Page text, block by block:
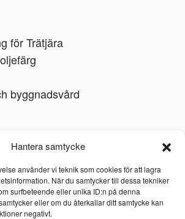
Hantera samtycke
använder vi teknik som cookies för att lagra
När du samtycker till dessa tekniker
surfbeteende eller unika ID:n på denna
eller om du återkallar ditt samtycke kan
negativt.
för Trätjära
byggnadsvård